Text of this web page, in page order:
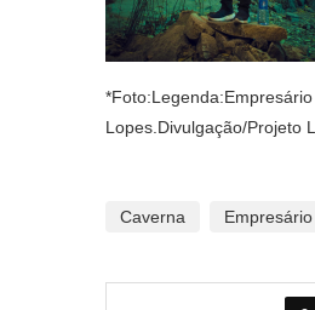
Lopes.Divulgação/Projeto
Caverna Empresário